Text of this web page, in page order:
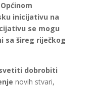
Općinom
inicijativu na
se mogu
sa šireg riječkog
dobrobiti
novih stvari,